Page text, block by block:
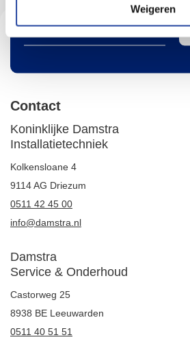
Weigeren
Contact
Koninklijke Damstra
Installatietechniek
Kolkensloane 4
9114 AG Driezum
0511 42 45 00
info@damstra.nl
Damstra
Service & Onderhoud
Castorweg 25
8938 BE Leeuwarden
0511 40 51 51